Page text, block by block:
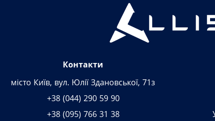
Контакти
місто Київ, вул. Юлії Здановської, 71з
+38 (044) 290 59 90
+38 (095) 766 31 38